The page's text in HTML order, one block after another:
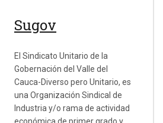
Sugov
El Sindicato Unitario de la
Gobernación del Valle del
Cauca-Diverso pero Unitario, es
una Organización Sindical de
Industria y/o rama de actividad
económica de primer grado y